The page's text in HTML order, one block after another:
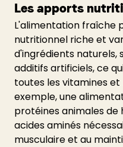
Les apports
L'alimentation fraîche
nutritionnel riche et
d'ingrédients naturels,
additifs artificiels, ce
toutes les vitamines et
exemple, une
protéines animales
acides aminés
musculaire et au